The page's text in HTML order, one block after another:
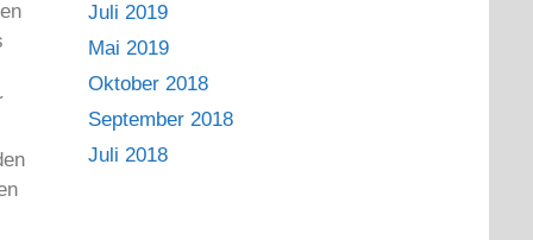
Juli 2019
Mai 2019
Oktober 2018
September 2018
Juli 2018